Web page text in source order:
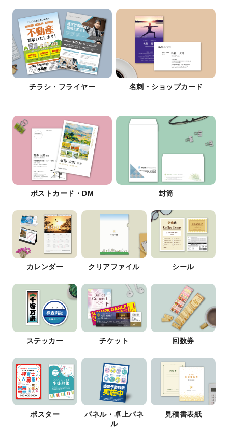
チラシ・フライヤー 名刺・ショップカード
ポストカード・DM 封筒
カレンダー クリアファイル シール
ステッカー チケット 回数券
ポスター
パネル・卓上パネ
ル
見積書表紙